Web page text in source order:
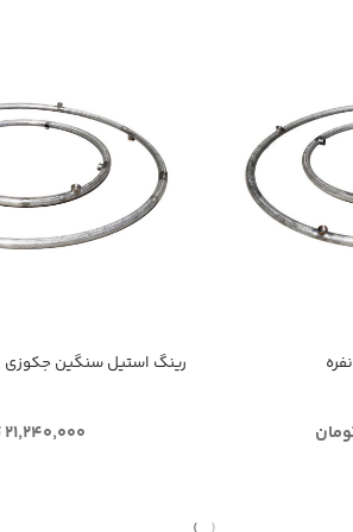
رینگ استیل سنگین جکوزی ۴ نفره
۲۱,۲۴۰,۰۰۰ تومان